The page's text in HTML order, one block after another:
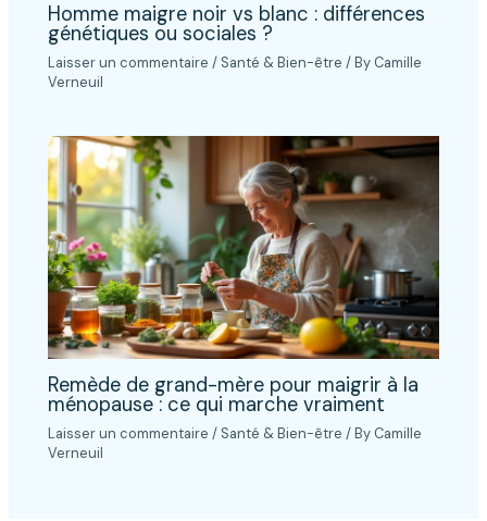
Homme maigre noir vs blanc : différences
génétiques ou sociales ?
Laisser un commentaire / Santé & Bien-être / By Camille
Verneuil
Remède de grand-mère pour maigrir à la
ménopause : ce qui marche vraiment
Laisser un commentaire / Santé & Bien-être / By Camille
Verneuil